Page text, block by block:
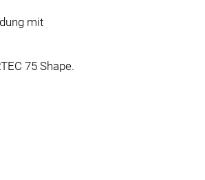
mit
75 Shape.